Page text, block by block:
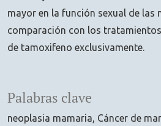
Palabras clave
neoplasia mamaria Cáncer de
mayor en la función sexual de las
comparación con los
de tamoxifeno exclusivamente.